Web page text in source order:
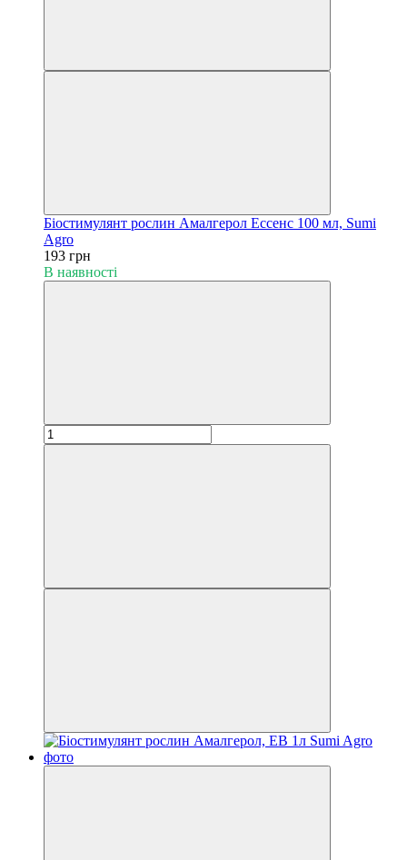
Біостимулянт рослин Амалгерол Ессенс 100 мл, Sumi
Agro
193 грн
В наявності